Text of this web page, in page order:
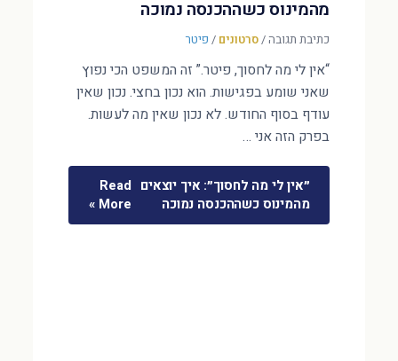
מהמינוס כשההכנסה נמוכה
כתיבת תגובה/סרטונים / פיטר
“אין לי מה לחסוך, פיטר.” זה המשפט הכי נפוץ
שאני שומע בפגישות. הוא נכון בחצי. נכון שאין
עודף בסוף החודש. לא נכון שאין מה לעשות.
בפרק הזה אני …
״אין לי מה לחסוך״: איך יוצאים
מהמינוס כשההכנסה נמוכה
Read
More »